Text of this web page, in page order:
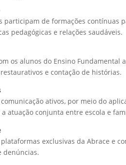
participam de formações contínuas
pedagógicas e relações saudáveis.
os alunos do Ensino Fundamental
e contação de histórias.
ativos, por meio do
atuação conjunta entre escola e
exclusivas da Abrace e
denúncias.